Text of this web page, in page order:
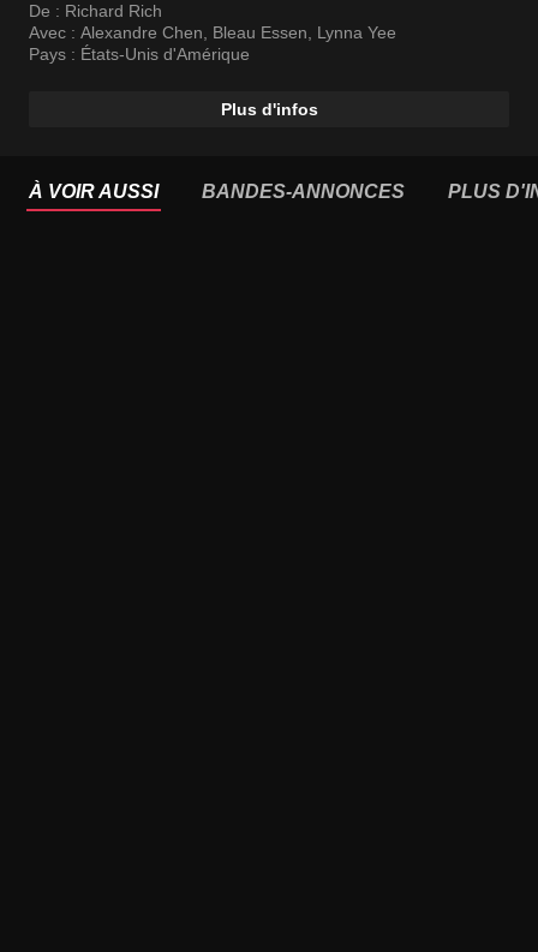
De : Richard Rich
Avec : Alexandre Chen, Bleau Essen, Lynna Yee
Pays : États-Unis d'Amérique
Plus d'infos
À VOIR AUSSI BANDES-ANNONCES PLUS